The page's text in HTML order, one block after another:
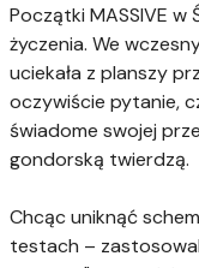
Początki MASSIVE w
życzenia. We
uciekała z planszy
oczywiście pytanie,
świadome swojej
gondorską twierdzą.
Chcąc uniknąć
testach –